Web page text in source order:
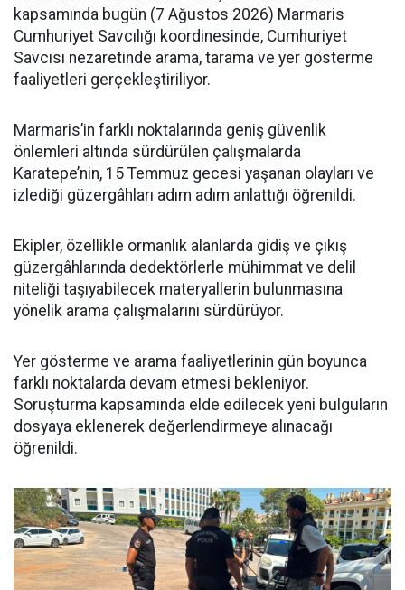
kapsamında bugün (7 Ağustos 2026) Marmaris
Cumhuriyet Savcılığı koordinesinde, Cumhuriyet
Savcısı nezaretinde arama, tarama ve yer gösterme
faaliyetleri gerçekleştiriliyor.
Marmaris’in farklı noktalarında geniş güvenlik
önlemleri altında sürdürülen çalışmalarda
Karatepe’nin, 15 Temmuz gecesi yaşanan olayları ve
izlediği güzergâhları adım adım anlattığı öğrenildi.
Ekipler, özellikle ormanlık alanlarda gidiş ve çıkış
güzergâhlarında dedektörlerle mühimmat ve delil
niteliği taşıyabilecek materyallerin bulunmasına
yönelik arama çalışmalarını sürdürüyor.
Yer gösterme ve arama faaliyetlerinin gün boyunca
farklı noktalarda devam etmesi bekleniyor.
Soruşturma kapsamında elde edilecek yeni bulguların
dosyaya eklenerek değerlendirmeye alınacağı
öğrenildi.